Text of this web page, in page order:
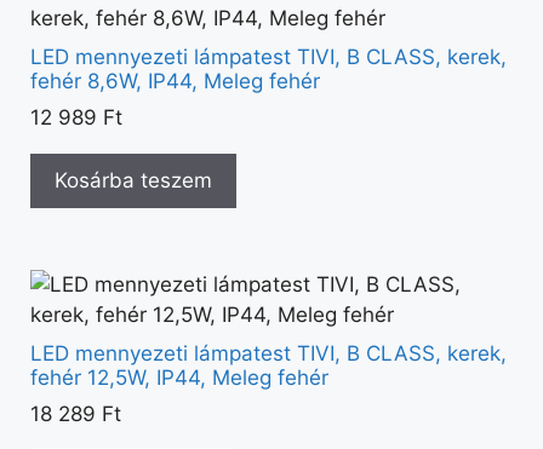
LED mennyezeti lámpatest TIVI, B CLASS, kerek,
fehér 8,6W, IP44, Meleg fehér
12 989 Ft
Kosárba teszem
LED mennyezeti lámpatest TIVI, B CLASS, kerek,
fehér 12,5W, IP44, Meleg fehér
18 289 Ft